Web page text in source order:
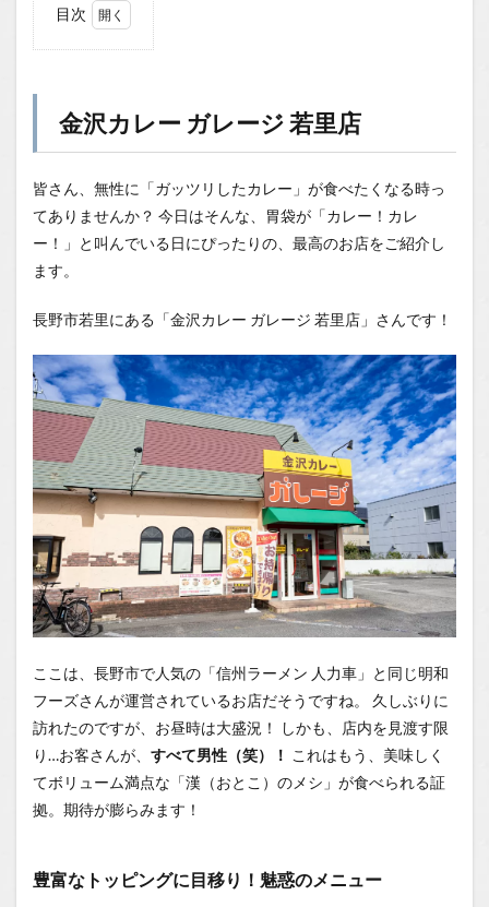
目次
ガレ
店
1.0.1
豊富な
り！魅
ニュー
1.0.2
これぞ
定番！
「ジャ
ンボチ
キンカ
ツカレ
ー
（890
円）」
1.0.3
金沢カ
の「お
作法」
1.0.4
唯一の
反省点
と、大
満足の
結論
場所
金沢カレー ガレージ 若里店
皆さん、無性に「ガッツリしたカレー」が食べたくなる時っ
てありませんか？ 今日はそんな、胃袋が「カレー！カレ
ー！」と叫んでいる日にぴったりの、最高のお店をご紹介し
ます。
長野市若里にある「金沢カレー ガレージ 若里店」さんです！
ここは、長野市で人気の「信州ラーメン 人力車」と同じ明和
フーズさんが運営されているお店だそうですね。 久しぶりに
訪れたのですが、お昼時は大盛況！ しかも、店内を見渡す限
り…お客さんが、 すべて男性（笑）！ これはもう、美味しく
てボリューム満点な「漢（おとこ）のメシ」が食べられる証
拠。期待が膨らみます！
豊富なトッピングに目移り！魅惑のメニュー